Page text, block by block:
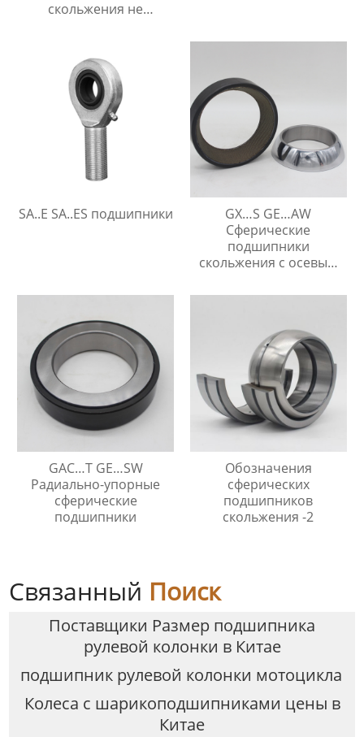
скольжения не
обслуживания
SA..E SA..ES подшипники
GX…S GE…AW
Сферические
подшипники
скольжения с осевым
GAC…T GE…SW
Радиально-упорные
сферические
подшипники
Обозначения
сферических
подшипников
скольжения -2
Связанный Поиск
Поставщики Размер подшипника
рулевой колонки в Китае
подшипник рулевой колонки мотоцикла
Колеса с шарикоподшипниками цены в
Китае